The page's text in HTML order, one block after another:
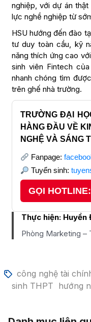
nghiệp, với dự án thật
lực nghề nghiệp từ
HSU hướng đến đào
tư duy toàn cầu, kỹ
năng thích ứng cao
sinh viên Fintech
nhanh chóng tìm
trên ghế nhà trường.
TRƯỜNG ĐẠI
HÀNG ĐẦU VỀ
NGHỆ VÀ SÁNG
Fanpage:
Tuyển sinh:
GỌI
Thực hiện: Huyền
Phòng Marketing –
công nghệ tài
sinh THPT hướng